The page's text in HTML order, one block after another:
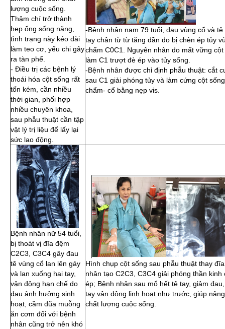
lượng cuộc sống.
Thậm chí trở thành
hẹp ống sống nặng,
tình trạng này kéo dài
làm teo cơ, yếu chi gây
ra tàn phế.
- Điều trị các bệnh lý
thoái hóa cột sống rất
tốn kém, cần nhiều
thời gian, phối hợp
nhiều chuyên khoa,
sau phẫu thuật cần tập
vật lý trị liệu để lấy lại
sức lao động.
-Bệnh nhân nam 79 tuổi, đau vùng cổ và tê
tay chân từ từ tăng dần do bị chèn ép tủy
chẩm C0C1. Nguyên nhân do mất vững
làm C1 trượt đè ép vào tủy sống.
-Bệnh nhân được chỉ định phẫu thuật: cắt
sau C1 giải phóng tủy và làm cứng cột sống
chẩm- cổ bằng nẹp vis.
Bệnh nhân nữ 54 tuổi,
bị thoát vị đĩa đệm
C2C3, C3C4 gây đau
tê vùng cổ lan lên gáy
và lan xuống hai tay,
vận động hạn chế do
đau ảnh hưởng sinh
hoạt, cầm đũa muỗng
ăn cơm đối với bệnh
nhân cũng trở nên khó
Hình chụp cột sống sau phẫu thuật thay
nhân tạo C2C3, C3C4 giải phóng thần kinh
ép; Bệnh nhân sau mổ hết tê tay, giảm
tay vận động linh hoạt như trước, giúp
chất lượng cuộc sống.